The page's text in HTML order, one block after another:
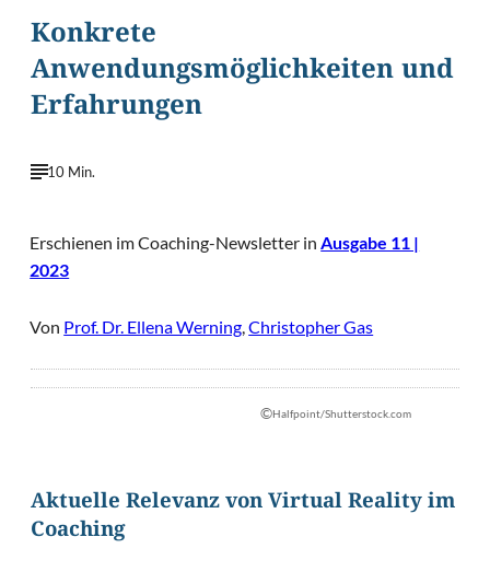
Konkrete
Anwendungsmöglichkeiten und
Erfahrungen
10 Min.
Erschienen im Coaching-Newsletter in Ausgabe 11 |
2023
Von Prof. Dr. Ellena Werning,Christopher Gas
©Halfpoint/Shutterstock.com
Aktuelle Relevanz von Virtual Reality im
Coaching